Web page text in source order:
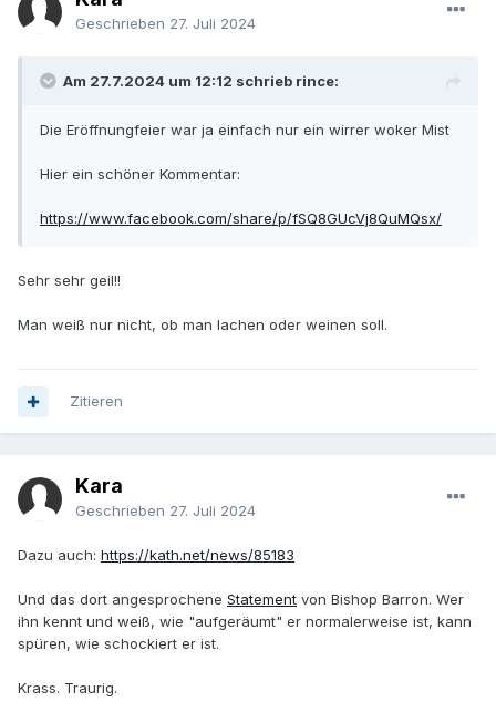
Geschrieben 27. Juli 2024
Am 27.7.2024 um 12:12 schrieb rince:
Die Eröffnungfeier war ja einfach nur ein wirrer woker Mist
Hier ein schöner Kommentar:
https://www.facebook.com/share/p/fSQ8GUcVj8QuMQsx/
Sehr sehr geil!!
Man weiß nur nicht, ob man lachen oder weinen soll.
Zitieren
Kara
Geschrieben 27. Juli 2024
Dazu auch: https://kath.net/news/85183
Und das dort angesprochene Statement von Bishop Barron. Wer
ihn kennt und weiß, wie "aufgeräumt" er normalerweise ist, kann
spüren, wie schockiert er ist.
Krass. Traurig.